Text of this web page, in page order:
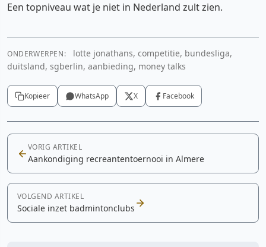
Een topniveau wat je niet in Nederland zult zien.
ONDERWERPEN:
lotte jonathans, competitie, bundesliga,
duitsland, sgberlin, aanbieding, money talks
Kopieer WhatsApp X Facebook
VORIG ARTIKEL
Aankondiging recreantentoernooi in Almere
VOLGEND ARTIKEL
Sociale inzet badmintonclubs